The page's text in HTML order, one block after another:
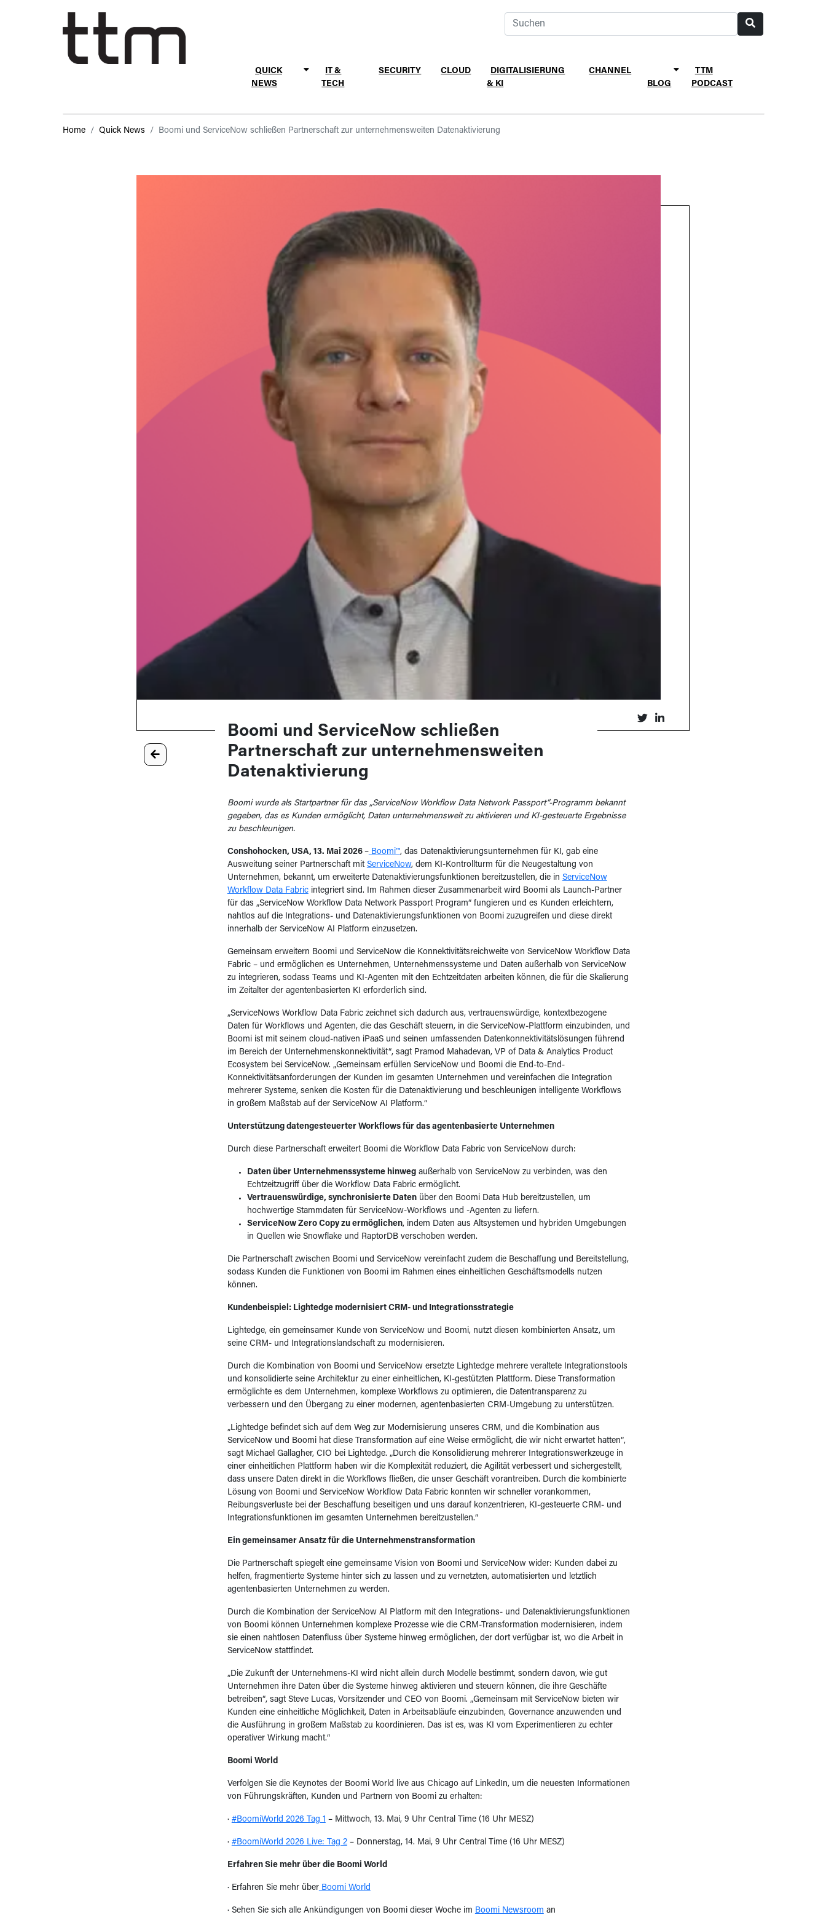
QUICK
NEWS
IT &
TECH
SECURITY CLOUD
DIGITALISIERUNG
& KI
CHANNEL
BLOG
TTM
PODCAST
Home Quick News Boomi und ServiceNow schließen Partnerschaft zur unternehmensweiten Datenaktivierung
Boomi und ServiceNow schließen
Partnerschaft zur unternehmensweiten
Datenaktivierung
Boomi wurde als Startpartner für das „ServiceNow Workflow Data Network Passport“-Programm bekannt
gegeben, das es Kunden ermöglicht, Daten unternehmensweit zu aktivieren und KI-gesteuerte Ergebnisse
zu beschleunigen.
Conshohocken, USA, 13. Mai 2026 –Boomi™, das Datenaktivierungsunternehmen für KI, gab eine
Ausweitung seiner Partnerschaft mit ServiceNow, dem KI-Kontrollturm für die Neugestaltung von
Unternehmen, bekannt, um erweiterte Datenaktivierungsfunktionen bereitzustellen, die in ServiceNow
Workflow Data Fabricintegriert sind. Im Rahmen dieser Zusammenarbeit wird Boomi als Launch-Partner
für das „ServiceNow Workflow Data Network Passport Program“ fungieren und es Kunden erleichtern,
nahtlos auf die Integrations- und Datenaktivierungsfunktionen von Boomi zuzugreifen und diese direkt
innerhalb der ServiceNow AI Platform einzusetzen.
Gemeinsam erweitern Boomi und ServiceNow die Konnektivitätsreichweite von ServiceNow Workflow Data
Fabric – und ermöglichen es Unternehmen, Unternehmenssysteme und Daten außerhalb von ServiceNow
zu integrieren, sodass Teams und KI-Agenten mit den Echtzeitdaten arbeiten können, die für die Skalierung
im Zeitalter der agentenbasierten KI erforderlich sind.
„ServiceNows Workflow Data Fabric zeichnet sich dadurch aus, vertrauenswürdige, kontextbezogene
Daten für Workflows und Agenten, die das Geschäft steuern, in die ServiceNow-Plattform einzubinden, und
Boomi ist mit seinem cloud-nativen iPaaS und seinen umfassenden Datenkonnektivitätslösungen führend
im Bereich der Unternehmenskonnektivität“, sagt Pramod Mahadevan, VP of Data & Analytics Product
Ecosystem bei ServiceNow. „Gemeinsam erfüllen ServiceNow und Boomi die End-to-End-
Konnektivitätsanforderungen der Kunden im gesamten Unternehmen und vereinfachen die Integration
mehrerer Systeme, senken die Kosten für die Datenaktivierung und beschleunigen intelligente Workflows
in großem Maßstab auf der ServiceNow AI Platform.“
Unterstützung datengesteuerter Workflows für das agentenbasierte Unternehmen
Durch diese Partnerschaft erweitert Boomi die Workflow Data Fabric von ServiceNow durch:
Daten über Unternehmenssysteme hinwegaußerhalb von ServiceNow zu verbinden, was den
Echtzeitzugriff über die Workflow Data Fabric ermöglicht.
Vertrauenswürdige, synchronisierte Datenüber den Boomi Data Hub bereitzustellen, um
hochwertige Stammdaten für ServiceNow-Workflows und -Agenten zu liefern.
ServiceNow Zero Copy zu ermöglichen, indem Daten aus Altsystemen und hybriden Umgebungen
in Quellen wie Snowflake und RaptorDB verschoben werden.
Die Partnerschaft zwischen Boomi und ServiceNow vereinfacht zudem die Beschaffung und Bereitstellung,
sodass Kunden die Funktionen von Boomi im Rahmen eines einheitlichen Geschäftsmodells nutzen
können.
Kundenbeispiel: Lightedge modernisiert CRM- und Integrationsstrategie
Lightedge, ein gemeinsamer Kunde von ServiceNow und Boomi, nutzt diesen kombinierten Ansatz, um
seine CRM- und Integrationslandschaft zu modernisieren.
Durch die Kombination von Boomi und ServiceNow ersetzte Lightedge mehrere veraltete Integrationstools
und konsolidierte seine Architektur zu einer einheitlichen, KI-gestützten Plattform. Diese Transformation
ermöglichte es dem Unternehmen, komplexe Workflows zu optimieren, die Datentransparenz zu
verbessern und den Übergang zu einer modernen, agentenbasierten CRM-Umgebung zu unterstützen.
„Lightedge befindet sich auf dem Weg zur Modernisierung unseres CRM, und die Kombination aus
ServiceNow und Boomi hat diese Transformation auf eine Weise ermöglicht, die wir nicht erwartet hatten“,
sagt Michael Gallagher, CIO bei Lightedge. „Durch die Konsolidierung mehrerer Integrationswerkzeuge in
einer einheitlichen Plattform haben wir die Komplexität reduziert, die Agilität verbessert und sichergestellt,
dass unsere Daten direkt in die Workflows fließen, die unser Geschäft vorantreiben. Durch die kombinierte
Lösung von Boomi und ServiceNow Workflow Data Fabric konnten wir schneller vorankommen,
Reibungsverluste bei der Beschaffung beseitigen und uns darauf konzentrieren, KI-gesteuerte CRM- und
Integrationsfunktionen im gesamten Unternehmen bereitzustellen.“
Ein gemeinsamer Ansatz für die Unternehmenstransformation
Die Partnerschaft spiegelt eine gemeinsame Vision von Boomi und ServiceNow wider: Kunden dabei zu
helfen, fragmentierte Systeme hinter sich zu lassen und zu vernetzten, automatisierten und letztlich
agentenbasierten Unternehmen zu werden.
Durch die Kombination der ServiceNow AI Platform mit den Integrations- und Datenaktivierungsfunktionen
von Boomi können Unternehmen komplexe Prozesse wie die CRM-Transformation modernisieren, indem
sie einen nahtlosen Datenfluss über Systeme hinweg ermöglichen, der dort verfügbar ist, wo die Arbeit in
ServiceNow stattfindet.
„Die Zukunft der Unternehmens-KI wird nicht allein durch Modelle bestimmt, sondern davon, wie gut
Unternehmen ihre Daten über die Systeme hinweg aktivieren und steuern können, die ihre Geschäfte
betreiben“, sagt Steve Lucas, Vorsitzender und CEO von Boomi. „Gemeinsam mit ServiceNow bieten wir
Kunden eine einheitliche Möglichkeit, Daten in Arbeitsabläufe einzubinden, Governance anzuwenden und
die Ausführung in großem Maßstab zu koordinieren. Das ist es, was KI vom Experimentieren zu echter
operativer Wirkung macht.“
Boomi World
Verfolgen Sie die Keynotes der Boomi World live aus Chicago auf LinkedIn, um die neuesten Informationen
von Führungskräften, Kunden und Partnern von Boomi zu erhalten:
· #BoomiWorld 2026 Tag 1 – Mittwoch, 13. Mai, 9 Uhr Central Time (16 Uhr MESZ)
· #BoomiWorld 2026 Live: Tag 2– Donnerstag, 14. Mai, 9 Uhr Central Time (16 Uhr MESZ)
Erfahren Sie mehr über die Boomi World
· Erfahren Sie mehr überBoomi World
· Sehen Sie sich alle Ankündigungen von Boomi dieser Woche im Boomi Newsroom an